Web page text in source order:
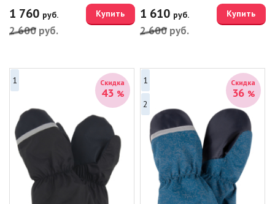
1 760 руб.
2 600 руб.
Купить 1 610 руб.
2 600 руб.
Купить
Скидка
43 %
1 Скидка
36 %
1
2